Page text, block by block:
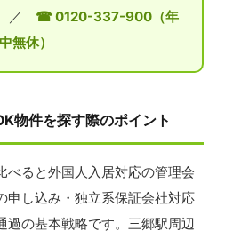
／ ☎ 0120-337-900（年
中無休）
物件を探す際のポイント
べると外国人入居対応の管理会
申し込み・独立系保証会社対応
過の基本戦略です。三郷駅周辺